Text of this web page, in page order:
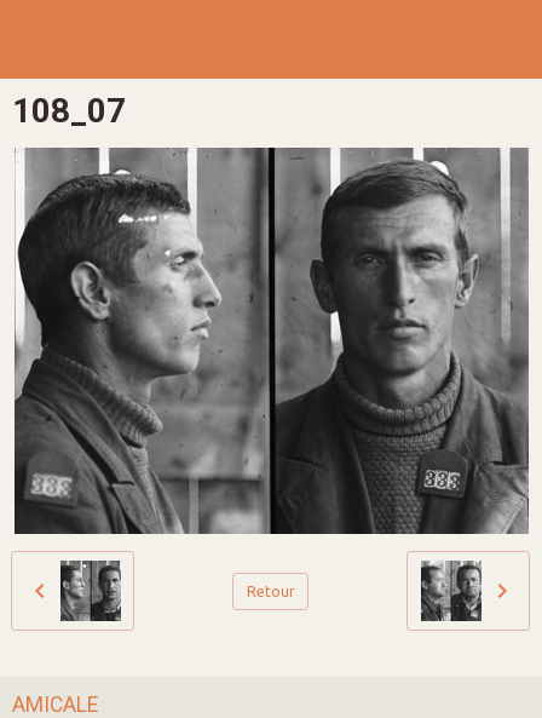
108_07
Retour
AMICALE